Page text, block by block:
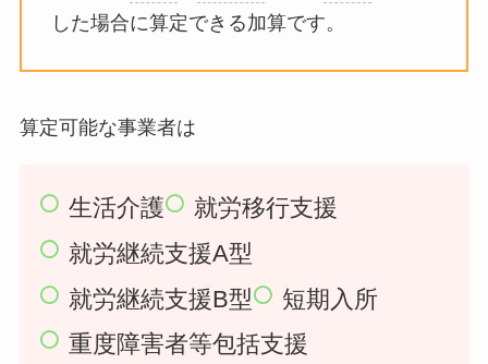
した場合に算定できる加算です。
算定可能な事業者は
生活介護
就労移行支援
就労継続支援A型
就労継続支援B型
短期入所
重度障害者等包括支援